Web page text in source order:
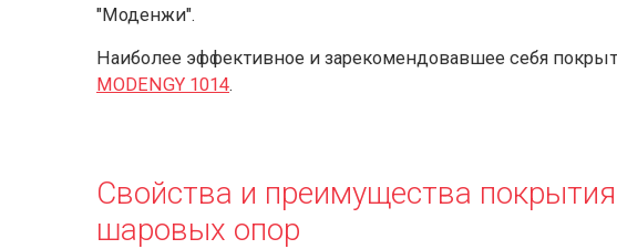
"Моденжи".
Наиболее эффективное и зарекомендовавшее себя
MODENGY 1014.
Свойства и преимущества покрытия
шаровых опор